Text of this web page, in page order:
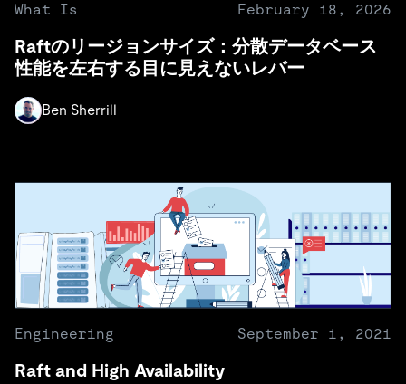
What Is February 18, 2026
Raftのリージョンサイズ：分散データベース
性能を左右する目に見えないレバー
Ben Sherrill
Engineering September 1, 2021
Raft and High Availability